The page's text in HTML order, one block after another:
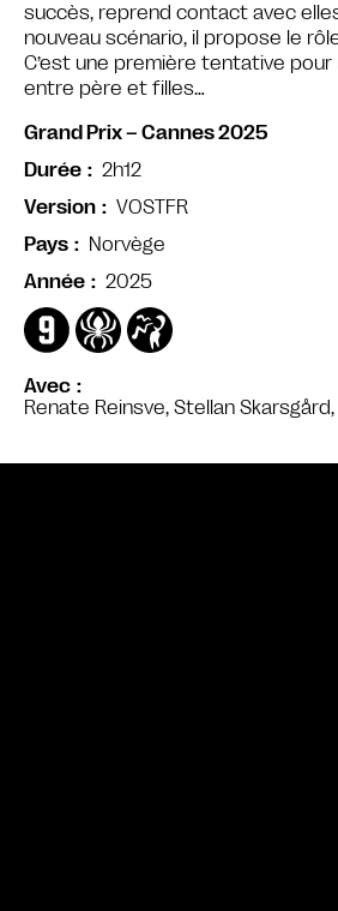
Avec
Renate Reinsve, Stellan Skarsgård,
succès, reprend contact avec
nouveau scénario, il propose le
C’est une première tentative
entre père et filles…
Grand Prix – Cannes 2025
Durée
2h12
Version
VOSTFR
Pays
Norvège
Année
2025